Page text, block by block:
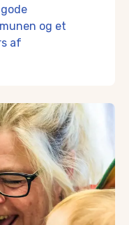
og et
af Vedtofte og
mellem flere